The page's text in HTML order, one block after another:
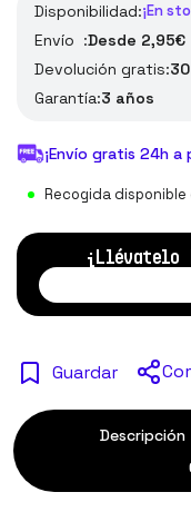
Disponibilidad:¡En
Envío :Desde 2,95€
Devolución gratis:
Garantía:3 años
¡Envío gratis 24h
Recogida
Guardar
Descripción